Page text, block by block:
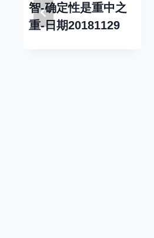
智-确定性是重中之
重-日期20181129